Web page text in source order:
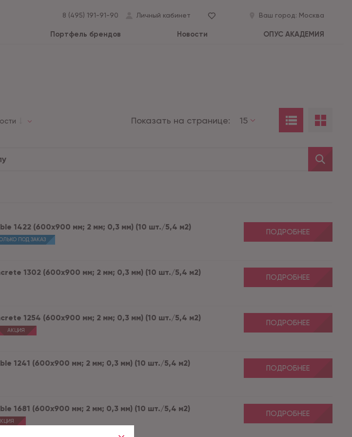
8 (495) 191-91-90 Личный кабинет Ваш город: Москва
Портфель брендов Новости ОПУС АКАДЕМИЯ
Показать на странице: 15
1422 (600x900 мм; 2 мм; 0,3 мм) (10 шт./5,4 м2)
ПОД ЗАКАЗ
ПОДРОБНЕЕ
1302 (600x900 мм; 2 мм; 0,3 мм) (10 шт./5,4 м2)
ПОДРОБНЕЕ
1254 (600x900 мм; 2 мм; 0,3 мм) (10 шт./5,4 м2)
АКЦИЯ
ПОДРОБНЕЕ
1241 (600x900 мм; 2 мм; 0,3 мм) (10 шт./5,4 м2)
ПОДРОБНЕЕ
1681 (600x900 мм; 2 мм; 0,3 мм) (10 шт./5,4 м2)
ПОДРОБНЕЕ